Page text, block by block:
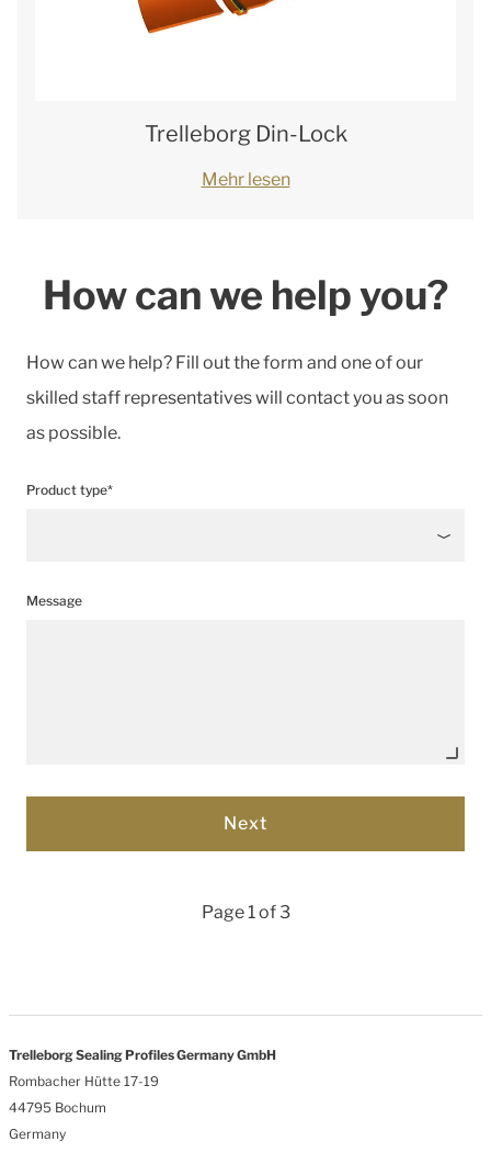
Trelleborg Din-Lock
Mehr lesen
How can we help you?
How can we help? Fill out the form and one of our
skilled staff representatives will contact you as soon
as possible.
Product type*
Message
Page 1 of 3
Trelleborg Sealing Profiles Germany GmbH
Rombacher Hütte 17-19
44795 Bochum
Germany